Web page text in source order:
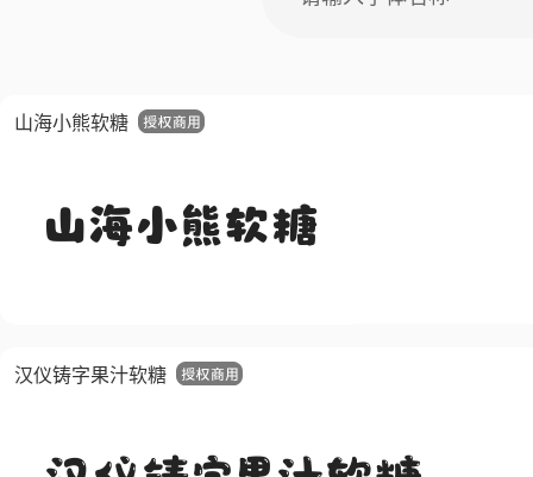
山海小熊软糖
汉仪铸字果汁软糖